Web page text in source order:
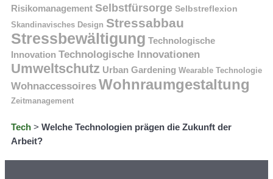
Risikomanagement Selbstfürsorge Selbstreflexion
Skandinavisches Design Stressabbau
Stressbewältigung Technologische
Innovation Technologische Innovationen
Umweltschutz Urban Gardening Wearable Technologie
Wohnaccessoires Wohnraumgestaltung
Zeitmanagement
Tech > Welche Technologien prägen die Zukunft der
Arbeit?